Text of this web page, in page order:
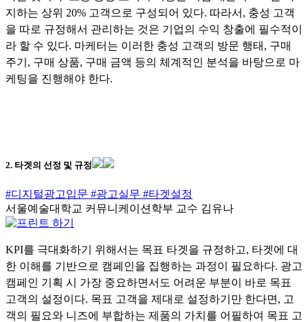
지하는 상위 20% 고객으로 구성되어 있다. 따라서, 충성 고객
을 따로 규정해서 관리하는 것은 기업의 수익 창출에 필수적이
라 할 수 있다. 마케터는 이러한 충성 고객의 방문 행태, 구매
주기, 구매 상품, 구매 금액 등의 체계적인 분석을 바탕으로 마
케팅을 진행해야 한다.
2. 타겟의 선정 및 규정
#디지털광고입문 #광고실무 #타겟설정
서울예술대학교 커뮤니케이션학부 교수 김유나
KPI를 극대화하기 위해서는 목표 타겟을 규정하고, 타겟에 대
한 이해를 기반으로 캠페인을 집행하는 과정이 필요하다. 광고
캠페인 기획 시 가장 중요하면서도 어려운 부분이 바로 목표
고객의 설정이다. 목표 고객을 제대로 설정하기만 한다면, 고
객의 필요와 니즈에 부합하는 제품의 가치를 어필하여 목표 고